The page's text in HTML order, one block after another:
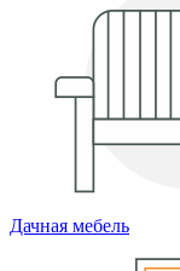
Дачная мебель